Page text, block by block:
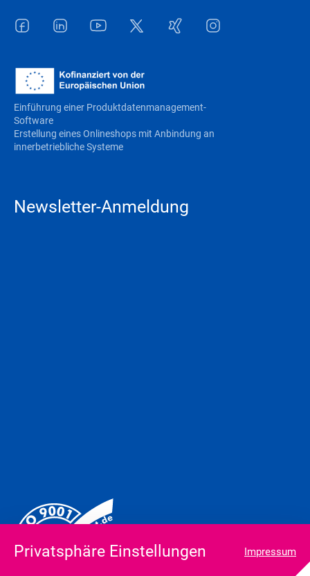
Privatsphäre Einstellungen Impressum
Facebook LinkedInYoutube Twitter
Einführung einer Produktdatenmanagement-
Software
Erstellung eines Onlineshops mit Anbindung an
innerbetriebliche Systeme
Newsletter-Anmeldung